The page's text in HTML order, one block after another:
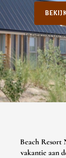
Je bekijkt de
Beach Resort
vakantie aan